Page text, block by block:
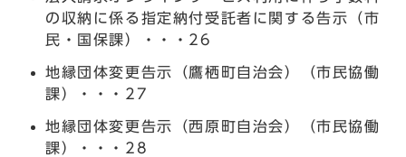
の収納に係る指定納付受託者に関する告示（市
民・国保課）・・・26
地縁団体変更告示（鷹栖町自治会）（市民協働
課）・・・27
地縁団体変更告示（西原町自治会）（市民協働
課）・・・28